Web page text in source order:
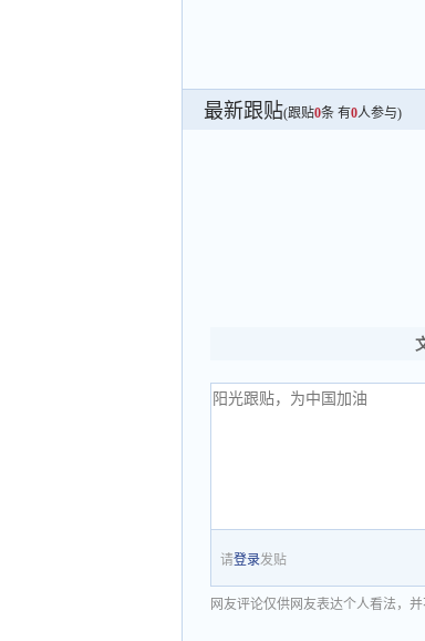
最新跟贴(跟贴0条 有0人参与)
请登录发贴
网友评论仅供网友表达个人看法，